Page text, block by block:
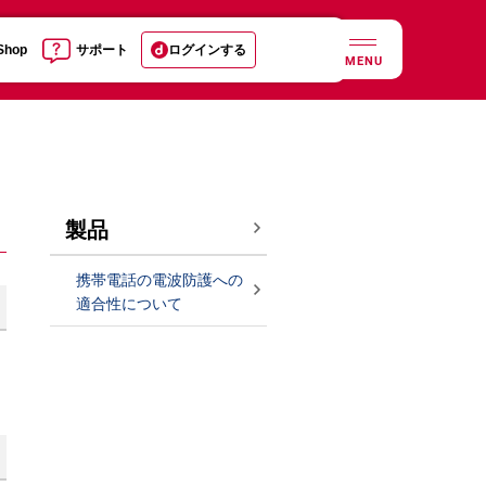
サポート ログインする
MENU
製品
携帯電話の電波防護への
適合性について